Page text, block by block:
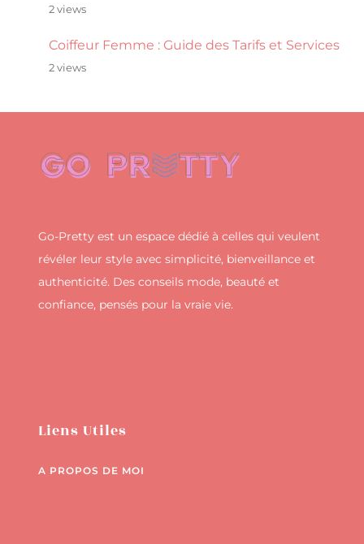
2 views
Coiffeur Femme : Guide des Tarifs et Services
2 views
Go-Pretty est un espace dédié à celles qui veulent
révéler leur style avec simplicité, bienveillance et
authenticité. Des conseils mode, beauté et
confiance, pensés pour la vraie vie.
Liens Utiles
A PROPOS DE MOI